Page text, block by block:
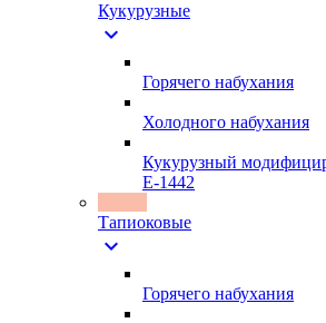
Кукурузные
expand_more
Горячего набухания
Холодного набухания
Кукурузный
Е-1442
Тапиоковые
expand_more
Горячего набухания